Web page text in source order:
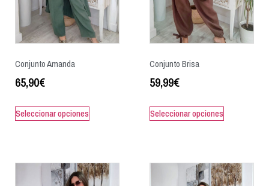
Conjunto Amanda
65,90€
Seleccionar opciones
Conjunto Brisa
59,99€
Seleccionar opciones